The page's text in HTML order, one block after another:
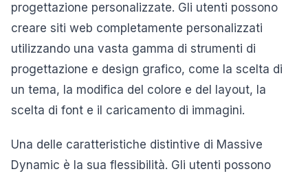
progettazione personalizzate. Gli utenti possono
creare siti web completamente personalizzati
utilizzando una vasta gamma di strumenti di
progettazione e design grafico, come la scelta di
un tema, la modifica del colore e del layout, la
scelta di font e il caricamento di immagini.
Una delle caratteristiche distintive di Massive
Dynamic è la sua flessibilità. Gli utenti possono